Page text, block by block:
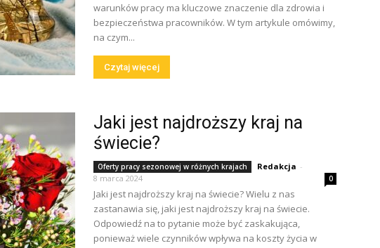
warunków pracy ma kluczowe znaczenie dla zdrowia i
bezpieczeństwa pracowników. W tym artykule omówimy,
na czym...
Czytaj więcej
Jaki jest najdroższy kraj na
świecie?
Oferty pracy sezonowej w różnych krajach Redakcja -
8 marca 2024
0
Jaki jest najdroższy kraj na świecie? Wielu z nas
zastanawia się, jaki jest najdroższy kraj na świecie.
Odpowiedź na to pytanie może być zaskakująca,
ponieważ wiele czynników wpływa na koszty życia w